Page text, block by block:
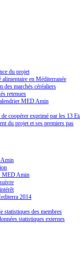
du projet
alimentaire en Méditerranée
des marchés céréaliers
retenues
MED Amin
coopérer exprimé par les 13
du projet et ses premiers pas
MED Amin
2014
statistiques des membres
statistiques externes